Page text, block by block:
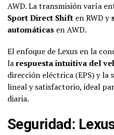
AWD. La transmisión varía
Sport Direct Shift en RWD y
automáticas en AWD.
El enfoque de Lexus en la
larespuesta intuitiva del
dirección eléctrica (EPS) y la
lineal y satisfactorio, ideal
diaria.
Seguridad: